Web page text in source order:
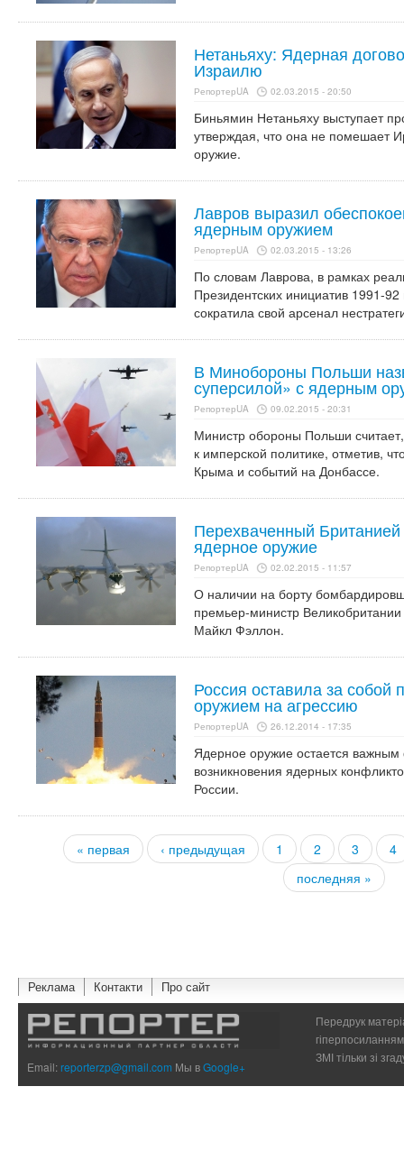
Нетаньяху: Ядерная
Израилю
РепортерUA 02.03.2015 - 20:50
Биньямин Нетаньяху выступает
утверждая, что она не помешает
оружие.
Лавров выразил
ядерным оружием
РепортерUA 02.03.2015 - 13:26
По словам Лаврова, в рамках
Президентских инициатив 1991-
сократила свой арсенал
В Минобороны Польши
суперсилой» с ядерным
РепортерUA 09.02.2015 - 20:31
Министр обороны Польши
к имперской политике, отметив,
Крыма и событий на Донбассе.
Перехваченный
ядерное оружие
РепортерUA 02.02.2015 - 11:57
О наличии на борту
премьер-министр
Майкл Фэллон.
Россия оставила за собой
оружием на агрессию
РепортерUA 26.12.2014 - 17:35
Ядерное оружие остается
возникновения ядерных
России.
Страницы
« первая ‹ предыдущая 1 2 3
4
последняя »
Реклама Контакти Про сайт
Email:reporterzp@gmail.com Мы вGoogle+
Передрук
ЗМІ тільки зі